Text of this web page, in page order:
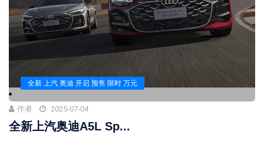
全新 上汽 奥迪 开启 预售 限时 万元
作者 2025-07-04
全新上汽奥迪A5L Sp...